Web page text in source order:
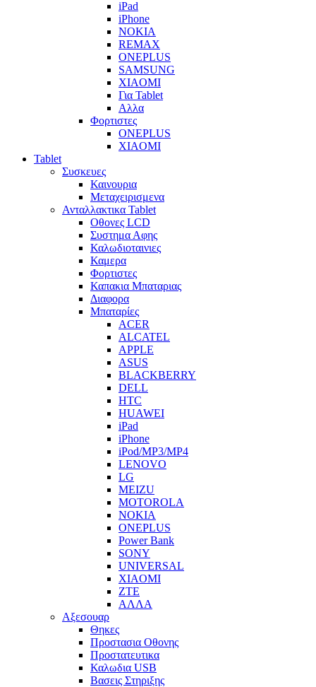
iPad
iPhone
NOKIA
REMAX
ONEPLUS
SAMSUNG
XIAOMI
Για Tablet
Αλλα
Φορτιστες
ONEPLUS
XIAOMI
Tablet
Συσκευες
Καινουρια
Μεταχειρισμενα
Ανταλλακτικα Tablet
Οθονες LCD
Συστημα Αφης
Καλωδιοταινιες
Καμερα
Φορτιστες
Καπακια Μπαταριας
Διαφορα
Μπαταρίες
ACER
ALCATEL
APPLE
ASUS
BLACKBERRY
DELL
HTC
HUAWEI
iPad
iPhone
iPod/MP3/MP4
LENOVO
LG
MEIZU
MOTOROLA
NOKIA
ONEPLUS
Power Bank
SONY
UNIVERSAL
XIAOMI
ZTE
ΑΛΛΑ
Αξεσουαρ
Θηκες
Προστασια Οθονης
Προστατευτικα
Καλωδια USB
Βασεις Στηριξης